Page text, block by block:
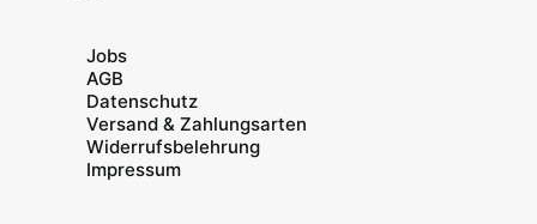
Jobs
AGB
Datenschutz
Versand & Zahlungsarten
Widerrufsbelehrung
Impressum